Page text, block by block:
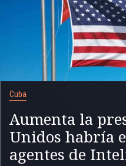
Cuba
Aumenta la
Unidos habría
agentes de